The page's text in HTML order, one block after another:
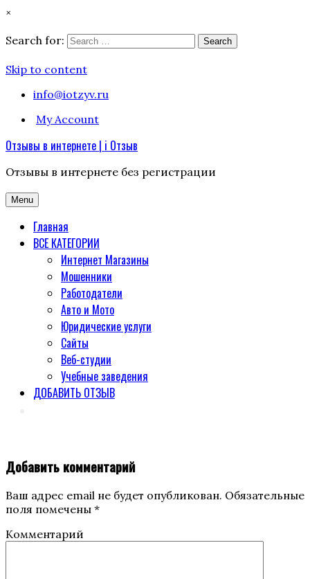
×
Search for:
Search
Skip to content
info@iotzyv.ru
My Account
Отзывы в интернете | i Отзыв
Отзывы в интернете без регистрации
Menu
Главная
ВСЕ КАТЕГОРИИ
Интернет Магазины
Мошенники
Работодатели
Авто и Мото
Юридические услуги
Сайты
Веб-студии
Учебные заведения
ДОБАВИТЬ ОТЗЫВ
Добавить комментарий
Ваш адрес email не будет опубликован. Обязательные
поля помечены *
Комментарий